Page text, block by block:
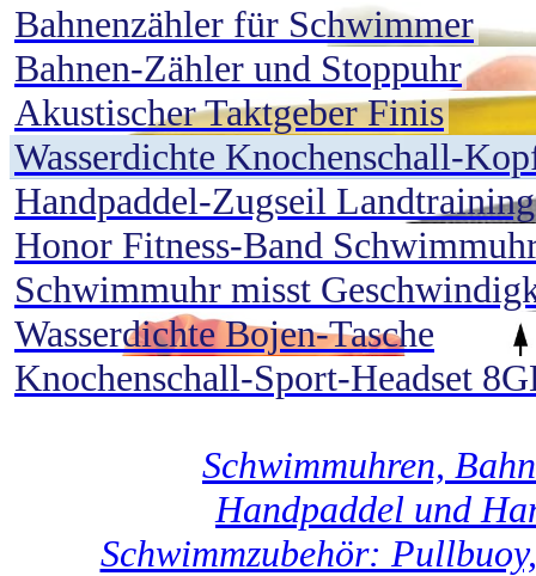
Bahnenzähler für Schwimmer
Bahnen-Zähler und Stoppuhr
Akustischer Taktgeber Finis
Wasserdichte Knochenschall-
Handpaddel-Zugseil Landtraining
Honor Fitness-Band
Schwimmuhr misst
Wasserdichte Bojen-Tasche
Knochenschall-Sport-Headset
Schwimmuhren,
Handpaddel und
Schwimmzubehör: